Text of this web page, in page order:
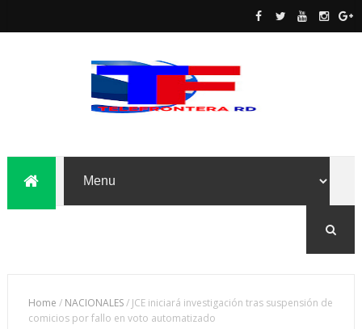
Home / NACIONALES/ JCE iniciará investigación tras suspensión de
comicios por fallo en voto automatizado